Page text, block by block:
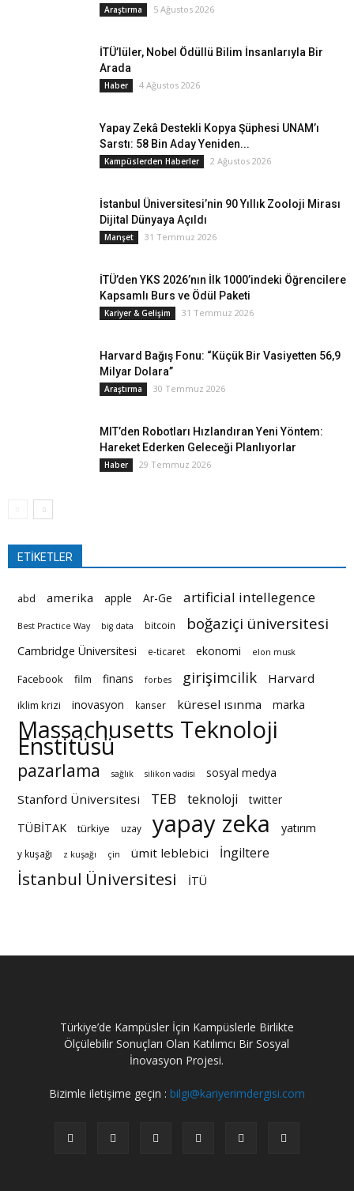
Araştırma 5 Ağustos 2026
İTÜ’lüler, Nobel Ödüllü Bilim İnsanlarıyla Bir
Arada
Haber 4 Ağustos 2026
Yapay Zekâ Destekli Kopya Şüphesi UNAM’ı
Sarstı: 58 Bin Aday Yeniden...
Kampüslerden Haberler 2 Ağustos 2026
İstanbul Üniversitesi’nin 90 Yıllık Zooloji Mirası
Dijital Dünyaya Açıldı
Manşet 31 Temmuz 2026
İTÜ’den YKS 2026’nın İlk 1000’indeki Öğrencilere
Kapsamlı Burs ve Ödül Paketi
Kariyer & Gelişim 31 Temmuz 2026
Harvard Bağış Fonu: “Küçük Bir Vasiyetten 56,9
Milyar Dolara”
Araştırma 30 Temmuz 2026
MIT’den Robotları Hızlandıran Yeni Yöntem:
Hareket Ederken Geleceği Planlıyorlar
Haber 29 Temmuz 2026
ETİKETLER
abd amerika apple Ar-Ge artificial intellegence
Best Practice Way big data bitcoin boğaziçi üniversitesi
Cambridge Üniversitesi e-ticaret ekonomi elon musk
Facebook film finans forbes girişimcilik Harvard
iklim krizi inovasyon kanser küresel ısınma marka
Massachusetts Teknoloji
Enstitüsü
pazarlama sağlık silikon vadisi sosyal medya
Stanford Üniversitesi TEB teknoloji
twitter
TÜBİTAK
türkiye uzay yapay zeka yatırım
y kuşağı z kuşağı çin ümit leblebici İngiltere
İstanbul Üniversitesi İTÜ
Türkiye’de Kampüsler İçin Kampüslerle Birlikte
Ölçülebilir Sonuçları Olan Katılımcı Bir Sosyal
İnovasyon Projesi.
Bizimle iletişime geçin : bilgi@kariyerimdergisi.com